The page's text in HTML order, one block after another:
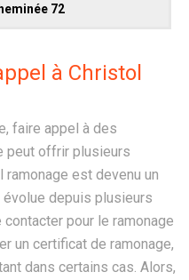
72
à Christol
faire appel à des
peut offrir plusieurs
ramonage est devenu un
depuis plusieurs
pour le ramonage
un certificat de ramonage,
dans certains cas. Alors,